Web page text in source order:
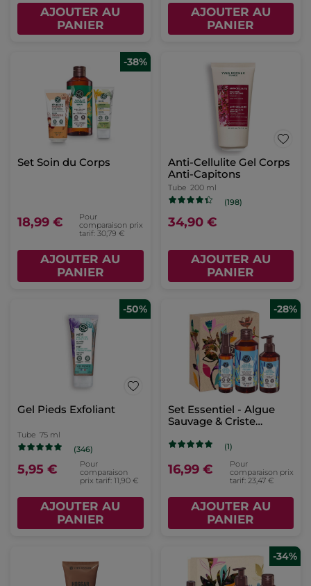
AJOUTER AU
PANIER
AJOUTER AU
PANIER
-38%
Set Soin du Corps
18,99 €
Pour
comparaison prix
tarif: 30,79 €
AJOUTER AU
PANIER
Anti-Cellulite Gel Corps
Anti-Capitons
Tube 200 ml
(198)
34,90 €
AJOUTER AU
PANIER
-50%
Gel Pieds Exfoliant
Tube 75 ml
(346)
5,95 €
Pour
comparaison
prix tarif: 11,90 €
AJOUTER AU
PANIER
-28%
Set Essentiel - Algue
Sauvage & Criste
(1)
16,99 €
Pour
comparaison prix
tarif: 23,47 €
AJOUTER AU
PANIER
-34%